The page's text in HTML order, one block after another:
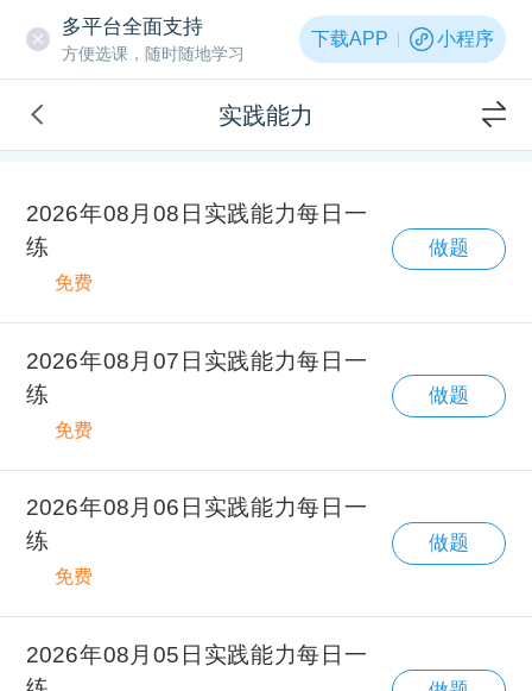
多平台全面支持
方便选课，随时随地学习
下载APP 小程序
实践能力
2026年08月08日实践能力每日一
练
免费
做题
2026年08月07日实践能力每日一
练
免费
做题
2026年08月06日实践能力每日一
练
免费
做题
2026年08月05日实践能力每日一